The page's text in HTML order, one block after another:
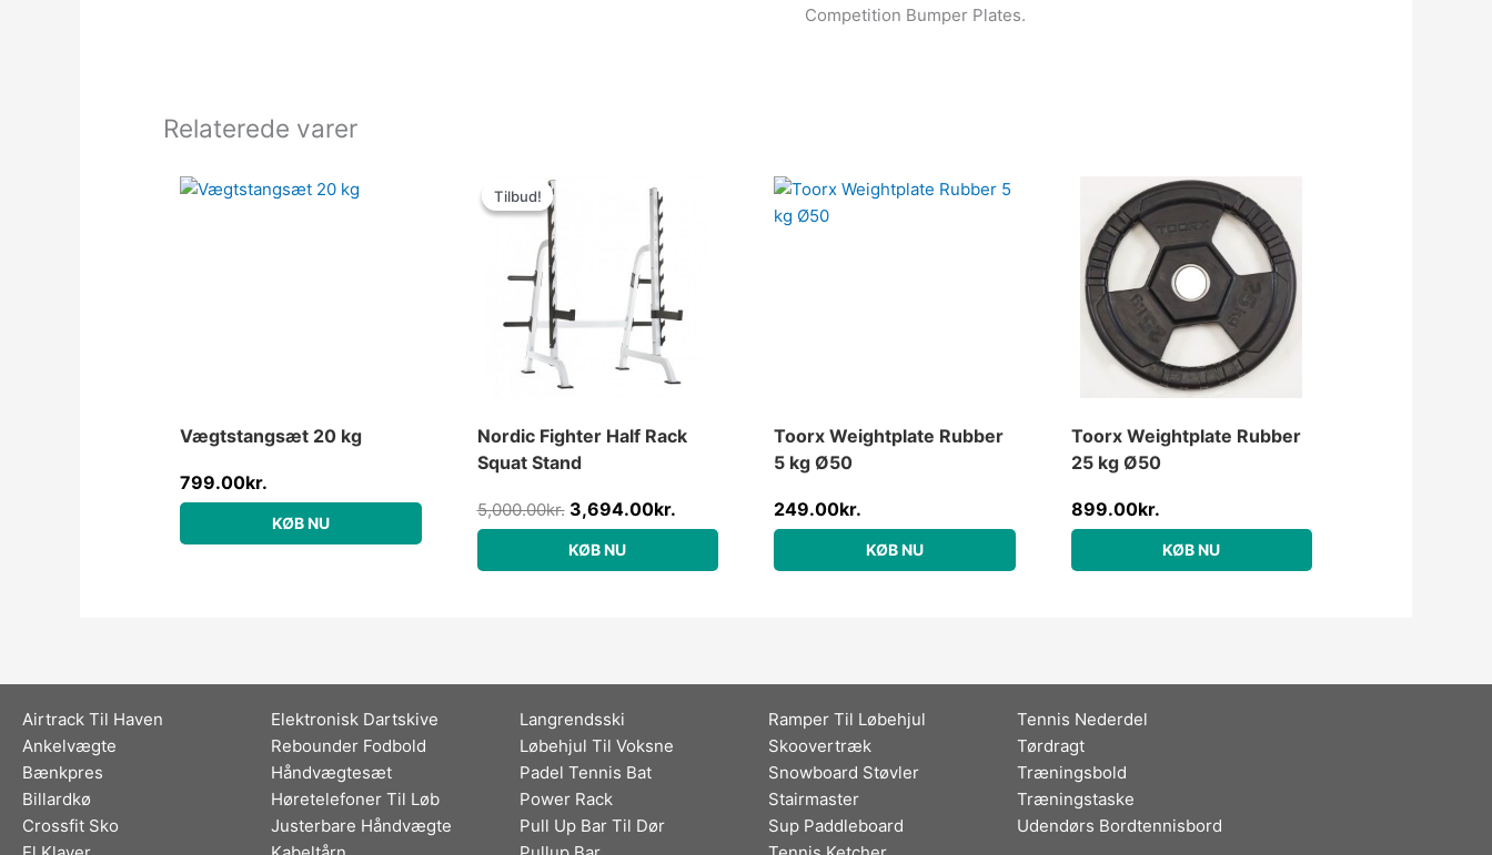
Competition Bumper Plates.
Relaterede varer
Vægtstangsæt 20 kg
799.00kr.
KØB NU
Tilbud!
Tilbud!
Nordic Fighter Half Rack
Squat Stand
5,000.00kr.
oprindelige
5,000.00kr..
3,694.00kr.
KØB NU
Toorx Weightplate Rubber
5 kg Ø50
249.00kr.
KØB NU
Toorx Weightplate Rubber
25 kg Ø50
899.00kr.
KØB NU
Airtrack Til Haven
Ankelvægte
Bænkpres
Billardkø
Crossfit Sko
Elektronisk Dartskive
Rebounder Fodbold
Håndvægtesæt
Høretelefoner Til Løb
Justerbare Håndvægte
Langrendsski
Løbehjul Til Voksne
Padel Tennis Bat
Power Rack
Pull Up Bar Til Dør
Ramper Til Løbehjul
Skoovertræk
Snowboard Støvler
Stairmaster
Sup Paddleboard
Tennis Nederdel
Tørdragt
Træningsbold
Træningstaske
Udendørs Bordtennisbord